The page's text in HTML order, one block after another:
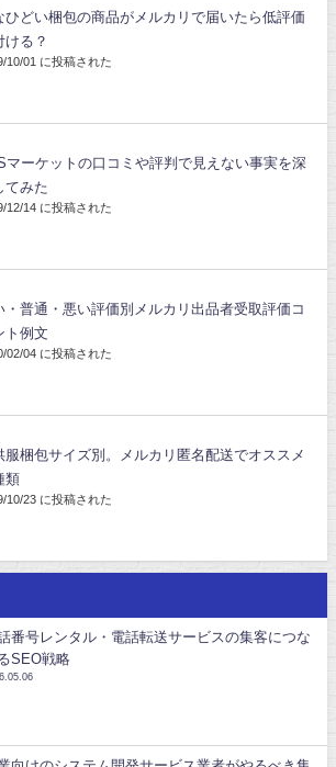
ひどい梱包の商品がメルカリで届いたら低評価
ける？
10/01 に投稿された
マーケットの口コミや評判で見えない事実を深
てみた
12/14 に投稿された
・普通・悪い評価別メルカリ出品者受取評価コ
ト例文
02/04 に投稿された
服梱包サイズ別。メルカリ匿名配送でオススメ
類
10/23 に投稿された
番号レンタル・電話転送サービスの集客につな
SEO戦略